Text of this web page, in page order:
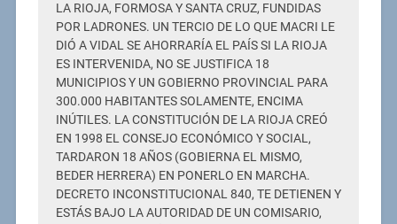
LA RIOJA, FORMOSA Y SANTA CRUZ, FUNDIDAS
POR LADRONES. UN TERCIO DE LO QUE MACRI LE
DIÓ A VIDAL SE AHORRARÍA EL PAÍS SI LA RIOJA
ES INTERVENIDA, NO SE JUSTIFICA 18
MUNICIPIOS Y UN GOBIERNO PROVINCIAL PARA
300.000 HABITANTES SOLAMENTE, ENCIMA
INÚTILES. LA CONSTITUCIÓN DE LA RIOJA CREÓ
EN 1998 EL CONSEJO ECONÓMICO Y SOCIAL,
TARDARON 18 AÑOS (GOBIERNA EL MISMO,
BEDER HERRERA) EN PONERLO EN MARCHA.
DECRETO INCONSTITUCIONAL 840, TE DETIENEN Y
ESTÁS BAJO LA AUTORIDAD DE UN COMISARIO,